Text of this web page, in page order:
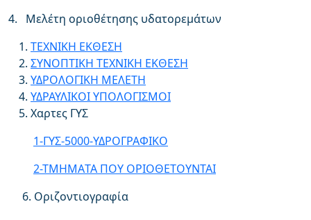
4. Μελέτη οριοθέτησης υδατορεμάτων
ΤΕΧΝΙΚΗ ΕΚΘΕΣΗ
ΣΥΝΟΠΤΙΚΗ ΤΕΧΝΙΚΗ ΕΚΘΕΣΗ
ΥΔΡΟΛΟΓΙΚΗ ΜΕΛΕΤΗ
ΥΔΡΑΥΛΙΚΟΙ ΥΠΟΛΟΓΙΣΜΟΙ
Χαρτες ΓΥΣ
1-ΓΥΣ-5000-ΥΔΡΟΓΡΑΦΙΚΟ
2-ΤΜΗΜΑTA ΠΟΥ ΟΡΙΟΘΕΤΟΥΝΤΑΙ
6. Οριζοντιογραφία